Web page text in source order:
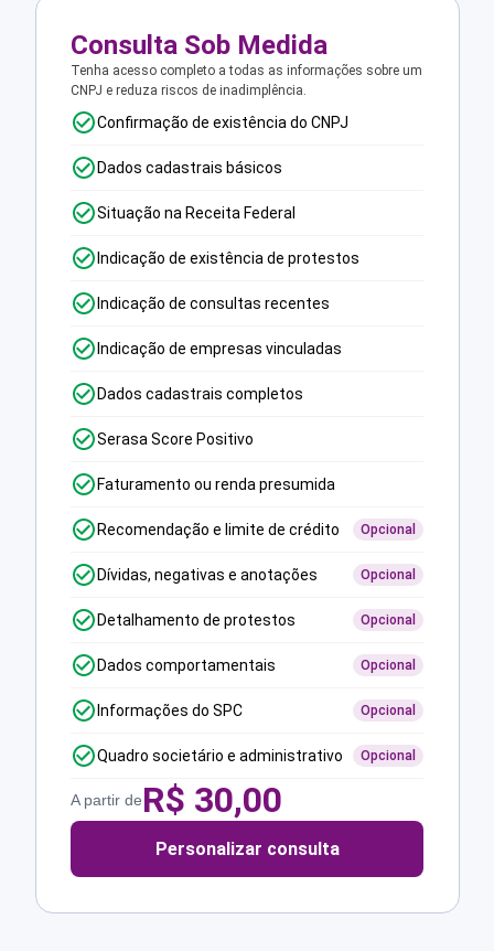
Consulta Sob Medida
Tenha acesso completo a todas as informações sobre um
CNPJ e reduza riscos de inadimplência.
Confirmação de existência do CNPJ
Dados cadastrais básicos
Situação na Receita Federal
Indicação de existência de protestos
Indicação de consultas recentes
Indicação de empresas vinculadas
Dados cadastrais completos
Serasa Score Positivo
Faturamento ou renda presumida
Recomendação e limite de crédito Opcional
Dívidas, negativas e anotações Opcional
Detalhamento de protestos Opcional
Dados comportamentais Opcional
Informações do SPC Opcional
Quadro societário e administrativo Opcional
A partir deR$ 30,00
Personalizar consulta